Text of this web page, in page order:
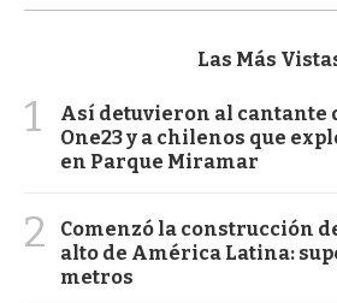
Las Más
1
Así detuvieron al cantante
One23 y a chilenos que
en Parque Miramar
2
Comenzó la construcción
alto de América Latina:
metros